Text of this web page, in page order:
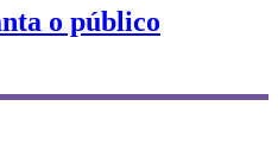
o público